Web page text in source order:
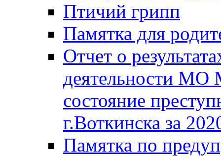
Птичий грипп
Памятка для
Отчет о
деятельности МО
состояние
г.Воткинска за
Памятка по